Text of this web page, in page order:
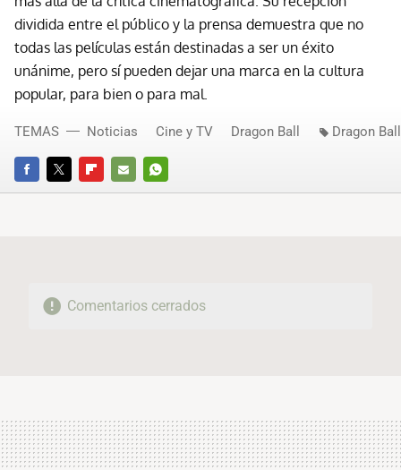
dividida entre el público y la prensa demuestra que no
todas las películas están destinadas a ser un éxito
unánime, pero sí pueden dejar una marca en la cultura
popular, para bien o para mal.
FACEBOOKTWITTERFLIPBOARD
E-
WHATSAPP
TEMAS Noticias Cine y TV Dragon Ball Dragon
Comentarios cerrados